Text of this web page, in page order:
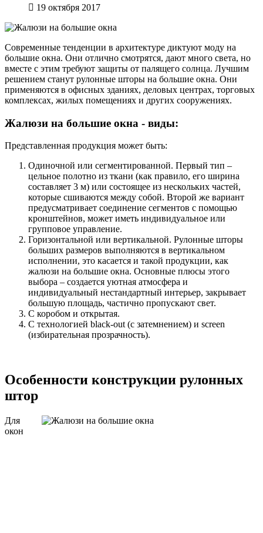
19 октября 2017
Современные тенденции в архитектуре диктуют моду на
большие окна. Они отлично смотрятся, дают много света, но
вместе с этим требуют защиты от палящего солнца. Лучшим
решением станут рулонные шторы на большие окна. Они
применяются в офисных зданиях, деловых центрах, торговых
комплексах, жилых помещениях и других сооружениях.
Жалюзи на большие окна - виды:
Представленная продукция может быть:
Одиночной или сегментированной. Первый тип –
цельное полотно из ткани (как правило, его ширина
составляет 3 м) или состоящее из нескольких частей,
которые сшиваются между собой. Второй же вариант
предусматривает соединение сегментов с помощью
кронштейнов, может иметь индивидуальное или
групповое управление.
Горизонтальной или вертикальной. Рулонные шторы
больших размеров выполняются в вертикальном
исполнении, это касается и такой продукции, как
жалюзи на большие окна. Основные плюсы этого
выбора – создается уютная атмосфера и
индивидуальный нестандартный интерьер, закрывает
большую площадь, частично пропускают свет.
С коробом и открытая.
С технологией black-out (с затемнением) и screen
(избирательная прозрачность).
Особенности конструкции рулонных
штор
Для
окон